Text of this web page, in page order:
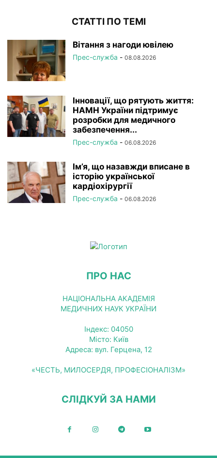
СТАТТІ ПО ТЕМІ
Вітання з нагоди ювілею
Прес-служба - 08.08.2026
Інновації, що рятують життя:
НАМН України підтримує
розробки для медичного
забезпечення...
Прес-служба - 06.08.2026
Ім’я, що назавжди вписане в
історію української
кардіохірургії
Прес-служба - 06.08.2026
ПРО НАС
НАЦІОНАЛЬНА АКАДЕМІЯ
МЕДИЧНИХ НАУК УКРАЇНИ
Індекс: 04050
Місто: Київ
Адреса: вул. Герцена, 12
«ЧЕСТЬ, МИЛОСЕРДЯ, ПРОФЕСІОНАЛІЗМ»
СЛІДКУЙ ЗА НАМИ